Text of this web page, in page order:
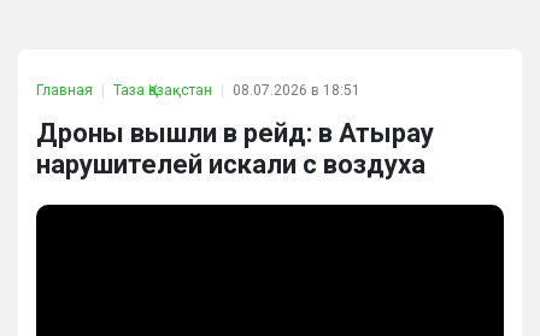
Главная Таза Қазақстан 08.07.2026 в 18:51
Дроны вышли в рейд: в Атырау
нарушителей искали с воздуха